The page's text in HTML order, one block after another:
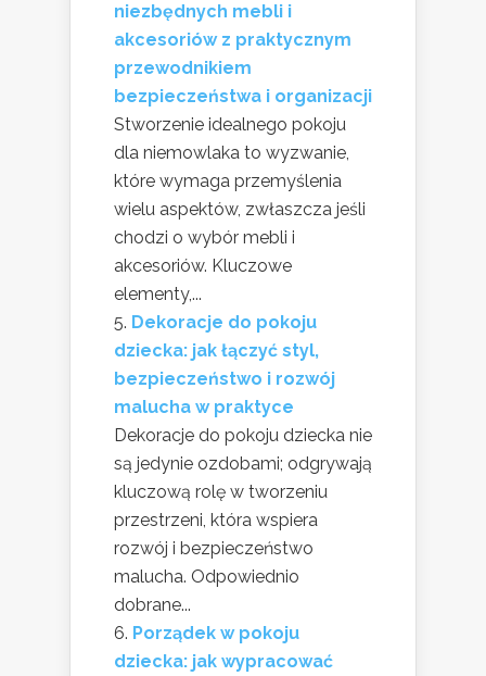
niezbędnych mebli i
akcesoriów z praktycznym
przewodnikiem
bezpieczeństwa i organizacji
Stworzenie idealnego pokoju
dla niemowlaka to wyzwanie,
które wymaga przemyślenia
wielu aspektów, zwłaszcza jeśli
chodzi o wybór mebli i
akcesoriów. Kluczowe
elementy,...
Dekoracje do pokoju
dziecka: jak łączyć styl,
bezpieczeństwo i rozwój
malucha w praktyce
Dekoracje do pokoju dziecka nie
są jedynie ozdobami; odgrywają
kluczową rolę w tworzeniu
przestrzeni, która wspiera
rozwój i bezpieczeństwo
malucha. Odpowiednio
dobrane...
Porządek w pokoju
dziecka: jak wypracować